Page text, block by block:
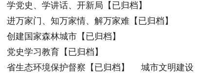
学党史、学讲话、开新局【已归档】
进万家门、知万家情、解万家难【已归档】
创建国家森林城市【已归档】
党史学习教育【已归档】
省生态环境保护督察【已归档】
城市文明建设